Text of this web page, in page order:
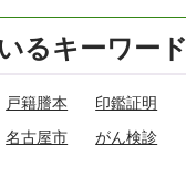
るキーワード
戸籍謄本
印鑑証明
名古屋市
がん検診